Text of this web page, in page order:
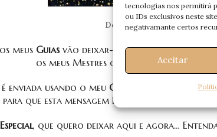
tecnologias nos permitirá
ou IDs exclusivos neste
negativamante certos
Aceitar
Desafiei-Os. E Eles
meus Guiasvão deixar-vos uma Mensagem.
os meus Mestres que me acompanham
enviada usando o meu Canal Energético
,
para que esta mensagem Deles, seja interpretada
, que quero deixar aqui e agora…